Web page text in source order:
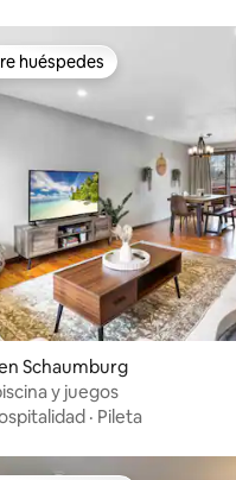
huéspedes
huéspedes
Schaumburg
y juegos
· Pileta